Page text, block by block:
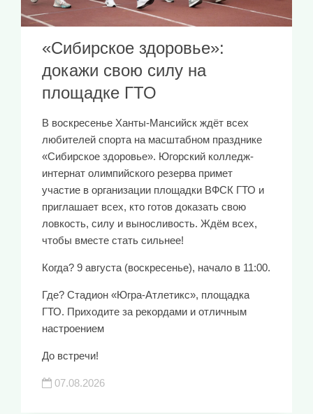
«Сибирское здоровье»:
докажи свою силу на
площадке ГТО
В воскресенье Ханты-Мансийск ждёт всех
любителей спорта на масштабном празднике
«Сибирское здоровье». Югорский колледж-
интернат олимпийского резерва примет
участие в организации площадки ВФСК ГТО и
приглашает всех, кто готов доказать свою
ловкость, силу и выносливость. Ждём всех,
чтобы вместе стать сильнее!
Когда? 9 августа (воскресенье), начало в 11:00.
Где? Стадион «Югра-Атлетикс», площадка
ГТО. Приходите за рекордами и отличным
настроением
До встречи!
07.08.2026